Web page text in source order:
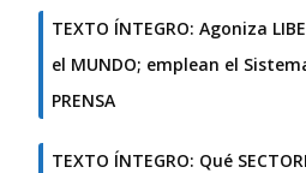
TEXTO ÍNTEGRO: Agoniza
el MUNDO; emplean el
PRENSA
TEXTO ÍNTEGRO: Qué